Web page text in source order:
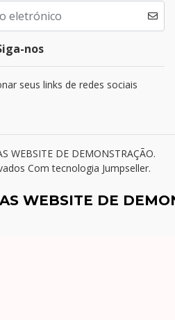
nos
seus links de redes sociais
WEBSITE DE DEMONSTRAÇÃO.
Com tecnologia Jumpseller.
WEBSITE DE